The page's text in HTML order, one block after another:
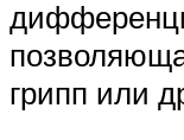
грипп или